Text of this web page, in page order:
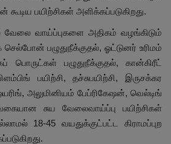
கூடிய பயிற்சிகள் அளிக்கப்படுகிறது.
வேலை வாய்ப்புகளை அதிகம் வழங்கிடும்
செல்போன் பழுதுநீக்குதல், ஓட்டுனர் உரிமம்
பொருட்கள் பழுதுநீக்குதல், கான்கிரீட்
பயிற்சி, தச்சுபயிற்சி, இருசக்கர
அலுமினியம் பேப்ரிகேஷன், வெல்டிங்
சுய வேலைவாய்ப்பு பயிற்சிகள்
18-45 வயதுக்குட்பட்ட கிராமப்புற